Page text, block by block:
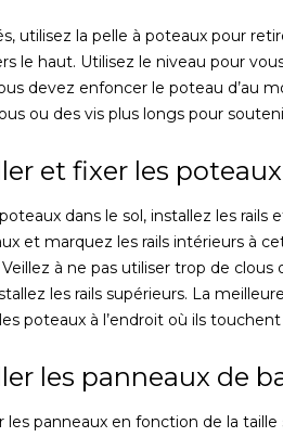
utilisez la pelle à poteaux pour
le haut. Utilisez le niveau pour
devez enfoncer le poteau d’au
ou des vis plus longs pour
et fixer les poteaux
dans le sol, installez les rails
et marquez les rails intérieurs à
à ne pas utiliser trop de
les rails supérieurs. La
poteaux à l’endroit où ils touchent
les panneaux de
panneaux en fonction de la taille